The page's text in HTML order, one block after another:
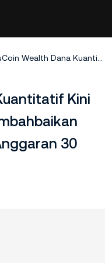
KuCoin Wealth Dana Kuantitatif Kini Langsung: Dana Penambahbaikan Neutral Dengan APR Anggaran 30 Hari Sebanyak 24.8%
Kini
30